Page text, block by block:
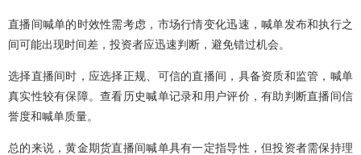
直播间喊单的时效性需考虑，市场行情变化迅速，喊单发布和执行之
间可能出现时间差，投资者应迅速判断，避免错过机会。
选择直播间时，应选择正规、可信的直播间，具备资质和监管，喊单
真实性较有保障。查看历史喊单记录和用户评价，有助判断直播间信
誉度和喊单质量。
总的来说，黄金期货直播间喊单具有一定指导性，但投资者需保持理